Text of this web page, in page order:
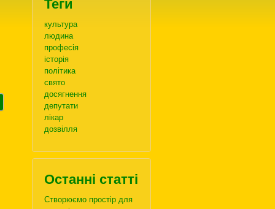
культура
людина
професія
історія
політика
свято
досягнення
депутати
лікар
дозвілля
Останні статті
Створюємо простір для